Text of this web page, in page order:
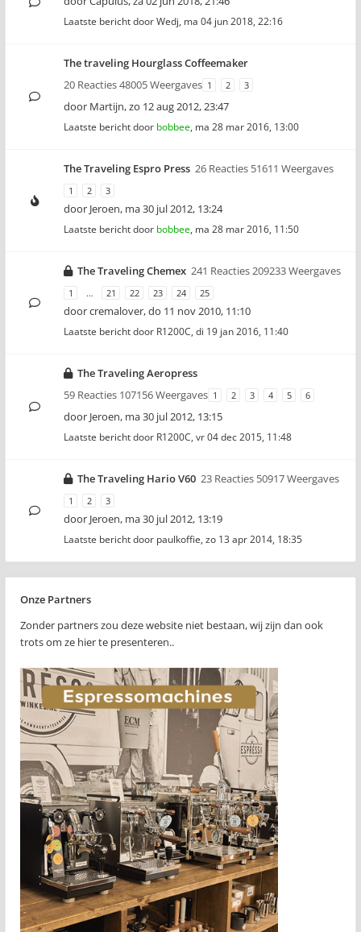
Laatste bericht doorWedj, ma 04 jun 2018, 22:16
The traveling Hourglass Coffeemaker
20 Reacties 48005 Weergaves 1 2 3
door Martijn,zo 12 aug 2012, 23:47
Laatste bericht door bobbee, ma 28 mar 2016, 13:00
The Traveling Espro Press 26 Reacties 51611 Weergaves
1 2 3
door Jeroen, ma 30 jul 2012, 13:24
Laatste bericht door bobbee, ma 28 mar 2016, 11:50
The Traveling Chemex 241 Reacties 209233 Weergaves
1 … 21 22 23 24 25
doorcremalover,do 11 nov 2010, 11:10
Laatste bericht door R1200C, di 19 jan 2016, 11:40
The Traveling Aeropress
59 Reacties 107156 Weergaves 1 2 3 4 5 6
door Jeroen, ma 30 jul 2012, 13:15
Laatste bericht door R1200C, vr 04 dec 2015, 11:48
The Traveling Hario V60 23 Reacties 50917 Weergaves
1 2 3
door Jeroen, ma 30 jul 2012, 13:19
Laatste bericht door paulkoffie, zo 13 apr 2014, 18:35
Onze Partners
Zonder partners zou deze website niet bestaan, wij zijn dan ook
trots om ze hier te presenteren..